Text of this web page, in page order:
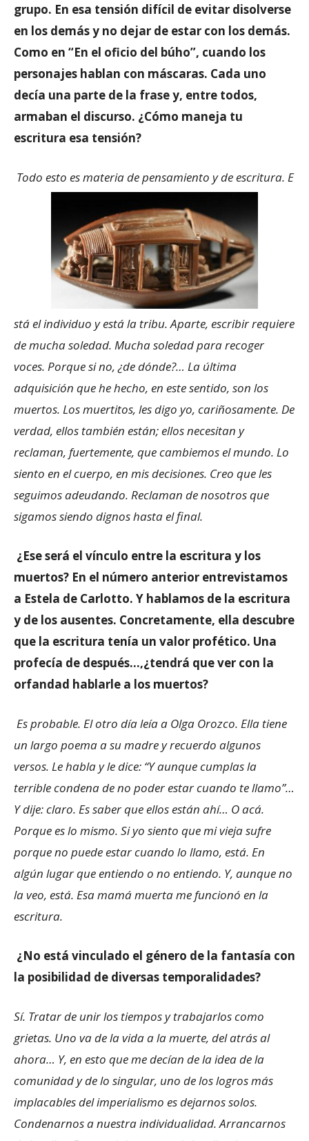
grupo. En esa tensión difícil de evitar disolverse
en los demás y no dejar de estar con los demás.
Como en “En el oficio del búho”, cuando los
personajes hablan con máscaras. Cada uno
decía una parte de la frase y, entre todos,
armaban el discurso. ¿Cómo maneja tu
escritura esa tensión?
Todo esto es materia de pensamiento y de escritura. E
stá el individuo y está la tribu. Aparte, escribir requiere
de mucha soledad. Mucha soledad para recoger
voces. Porque si no, ¿de dónde?… La última
adquisición que he hecho, en este sentido, son los
muertos. Los muertitos, les digo yo, cariñosamente. De
verdad, ellos también están; ellos necesitan y
reclaman, fuertemente, que cambiemos el mundo. Lo
siento en el cuerpo, en mis decisiones. Creo que les
seguimos adeudando. Reclaman de nosotros que
sigamos siendo dignos hasta el final.
¿Ese será el vínculo entre la escritura y los
muertos? En el número anterior entrevistamos
a Estela de Carlotto. Y hablamos de la escritura
y de los ausentes. Concretamente, ella descubre
que la escritura tenía un valor profético. Una
profecía de después…,¿tendrá que ver con la
orfandad hablarle a los muertos?
Es probable. El otro día leía a Olga Orozco. Ella tiene
un largo poema a su madre y recuerdo algunos
versos. Le habla y le dice: “Y aunque cumplas la
terrible condena de no poder estar cuando te llamo”…
Y dije: claro. Es saber que ellos están ahí… O acá.
Porque es lo mismo. Si yo siento que mi vieja sufre
porque no puede estar cuando lo llamo, está. En
algún lugar que entiendo o no entiendo. Y, aunque no
la veo, está. Esa mamá muerta me funcionó en la
escritura.
¿No está vinculado el género de la fantasía con
la posibilidad de diversas temporalidades?
Sí. Tratar de unir los tiempos y trabajarlos como
grietas. Uno va de la vida a la muerte, del atrás al
ahora… Y, en esto que me decían de la idea de la
comunidad y de lo singular, uno de los logros más
implacables del imperialismo es dejarnos solos.
Condenarnos a nuestra individualidad. Arrancarnos